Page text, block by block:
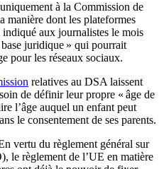
à la Commission de
manière dont les plateformes
aux journalistes le mois
juridique » qui pourrait
pour les réseaux sociaux.
relatives au DSA laissent
de définir leur propre « âge de
l’âge auquel un enfant peut
le consentement de ses parents.
vertu du règlement général sur
le règlement de l’UE en matière